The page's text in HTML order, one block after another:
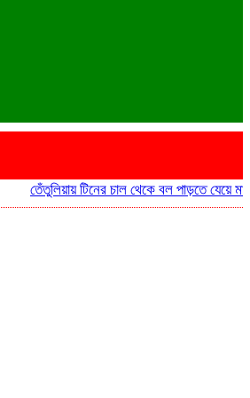
তেঁতুলিয়ায় টিনের চাল থেকে বল পাড়তে যেয়ে